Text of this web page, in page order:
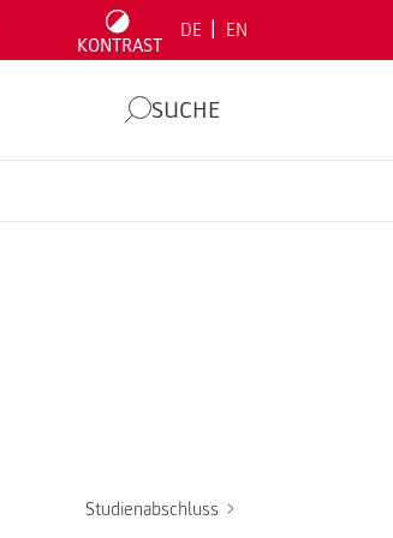
KONTRAST
DE EN
SUCHE
Studienabschluss